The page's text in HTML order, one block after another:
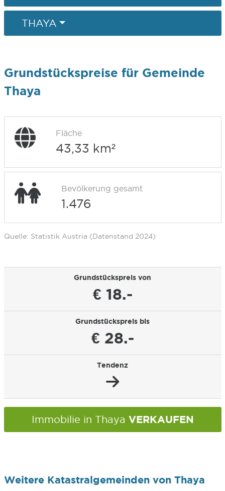
THAYA
Grundstückspreise für Gemeinde
Thaya
Fläche
43,33 km²
Bevölkerung gesamt
1.476
Quelle: Statistik Austria (Datenstand 2024)
Grundstückspreis von
€ 18.-
Grundstückspreis bis
€ 28.-
Tendenz
Immobilie in Thaya VERKAUFEN
Weitere Katastralgemeinden von Thaya